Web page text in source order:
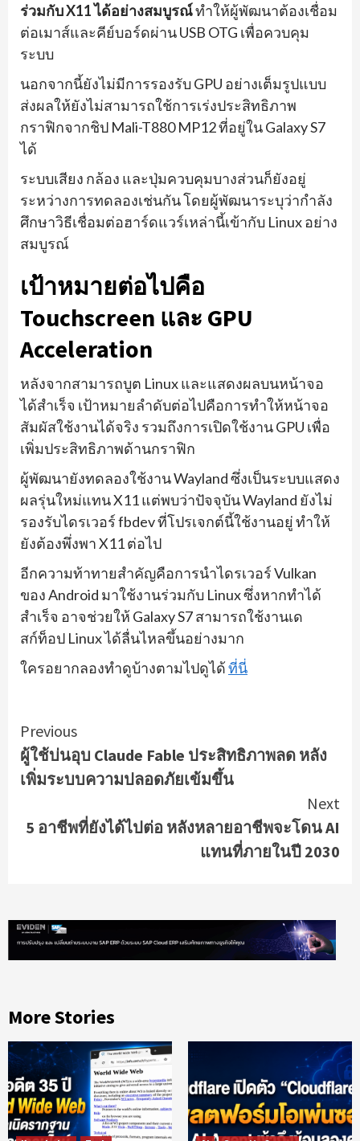
ร่วมกับ X11 ได้อย่างสมบูรณ์ทำให้ผู้พัฒนาต้องเชื่อม
ต่อเมาส์และคีย์บอร์ดผ่าน USB OTG เพื่อควบคุม
ระบบ
นอกจากนี้ยังไม่มีการรองรับ GPU อย่างเต็มรูปแบบ
ส่งผลให้ยังไม่สามารถใช้การเร่งประสิทธิภาพ
กราฟิกจากชิป Mali-T880 MP12 ที่อยู่ใน Galaxy S7
ได้
ระบบเสียง กล้อง และปุ่มควบคุมบางส่วนก็ยังอยู่
ระหว่างการทดลองเช่นกัน โดยผู้พัฒนาระบุว่ากำลัง
ศึกษาวิธีเชื่อมต่อฮาร์ดแวร์เหล่านี้เข้ากับ Linux อย่าง
สมบูรณ์
เป้าหมายต่อไปคือ
Touchscreen และ GPU
Acceleration
หลังจากสามารถบูต Linux และแสดงผลบนหน้าจอ
ได้สำเร็จ เป้าหมายลำดับต่อไปคือการทำให้หน้าจอ
สัมผัสใช้งานได้จริง รวมถึงการเปิดใช้งาน GPU เพื่อ
เพิ่มประสิทธิภาพด้านกราฟิก
ผู้พัฒนายังทดลองใช้งาน Wayland ซึ่งเป็นระบบแสดง
ผลรุ่นใหม่แทน X11 แต่พบว่าปัจจุบัน Wayland ยังไม่
รองรับไดรเวอร์ fbdev ที่โปรเจกต์นี้ใช้งานอยู่ ทำให้
ยังต้องพึ่งพา X11 ต่อไป
อีกความท้าทายสำคัญคือการนำไดรเวอร์ Vulkan
ของ Android มาใช้งานร่วมกับ Linux ซึ่งหากทำได้
สำเร็จ อาจช่วยให้ Galaxy S7 สามารถใช้งานเด
สก์ท็อป Linux ได้ลื่นไหลขึ้นอย่างมาก
ใครอยากลองทำดูบ้างตามไปดูได้ที่นี่
Continue
Reading
Previous
ผู้ใช้บ่นอุบ Claude Fable ประสิทธิภาพลด หลัง
เพิ่มระบบความปลอดภัยเข้มขึ้น
Next
5 อาชีพที่ยังได้ไปต่อ หลังหลายอาชีพจะโดน AI
แทนที่ภายในปี 2030
More Stories